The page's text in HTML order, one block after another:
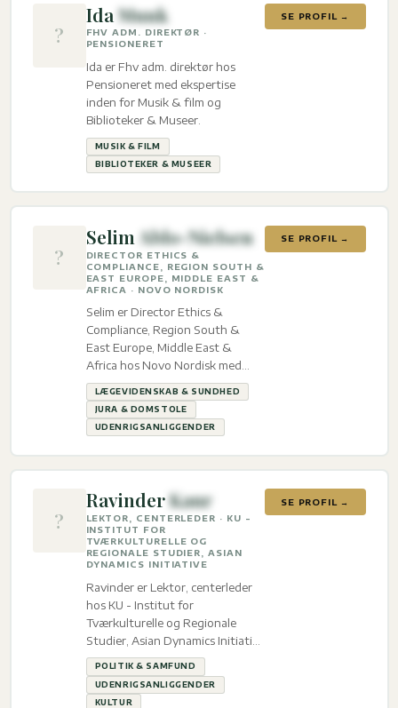
?
IdaMunk
FHV ADM. DIREKTØR ·
PENSIONERET
Ida er Fhv adm. direktør hos
Pensioneret med ekspertise
inden for Musik & film og
Biblioteker & Museer.
MUSIK & FILM
BIBLIOTEKER & MUSEER
SE PROFIL →
?
Selim Ablo-Nielsen
DIRECTOR ETHICS &
COMPLIANCE, REGION SOUTH &
EAST EUROPE, MIDDLE EAST &
AFRICA · NOVO NORDISK
Selim er Director Ethics &
Compliance, Region South &
East Europe, Middle East &
Africa hos Novo Nordisk med
ekspertise inden for
Lægevidenskab & sundhed, Jura
& domstole og
Udenrigsanliggender.
LÆGEVIDENSKAB & SUNDHED
JURA & DOMSTOLE
UDENRIGSANLIGGENDER
SE PROFIL →
?
RavinderKaur
LEKTOR, CENTERLEDER · KU -
INSTITUT FOR
TVÆRKULTURELLE OG
REGIONALE STUDIER, ASIAN
DYNAMICS INITIATIVE
Ravinder er Lektor, centerleder
hos KU - Institut for
Tværkulturelle og Regionale
Studier, Asian Dynamics Initiative
med ekspertise inden for Politik
& Samfund, Udenrigsanliggender
og Kultur.
POLITIK & SAMFUND
UDENRIGSANLIGGENDER
KULTUR
SE PROFIL →